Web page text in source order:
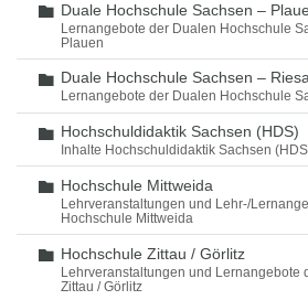
Ordner
Duale Hochschule Sachsen –
Lernangebote der Dualen Hochschule
Plauen
Ordner
Duale Hochschule Sachsen –
Lernangebote der Dualen Hochschule
Ordner
Hochschuldidaktik Sachsen (HDS)
Inhalte Hochschuldidaktik Sachsen
Ordner
Hochschule Mittweida
Lehrveranstaltungen und Lehr-/
Hochschule Mittweida
Ordner
Hochschule Zittau / Görlitz
Lehrveranstaltungen und Lernangebote
Zittau / Görlitz